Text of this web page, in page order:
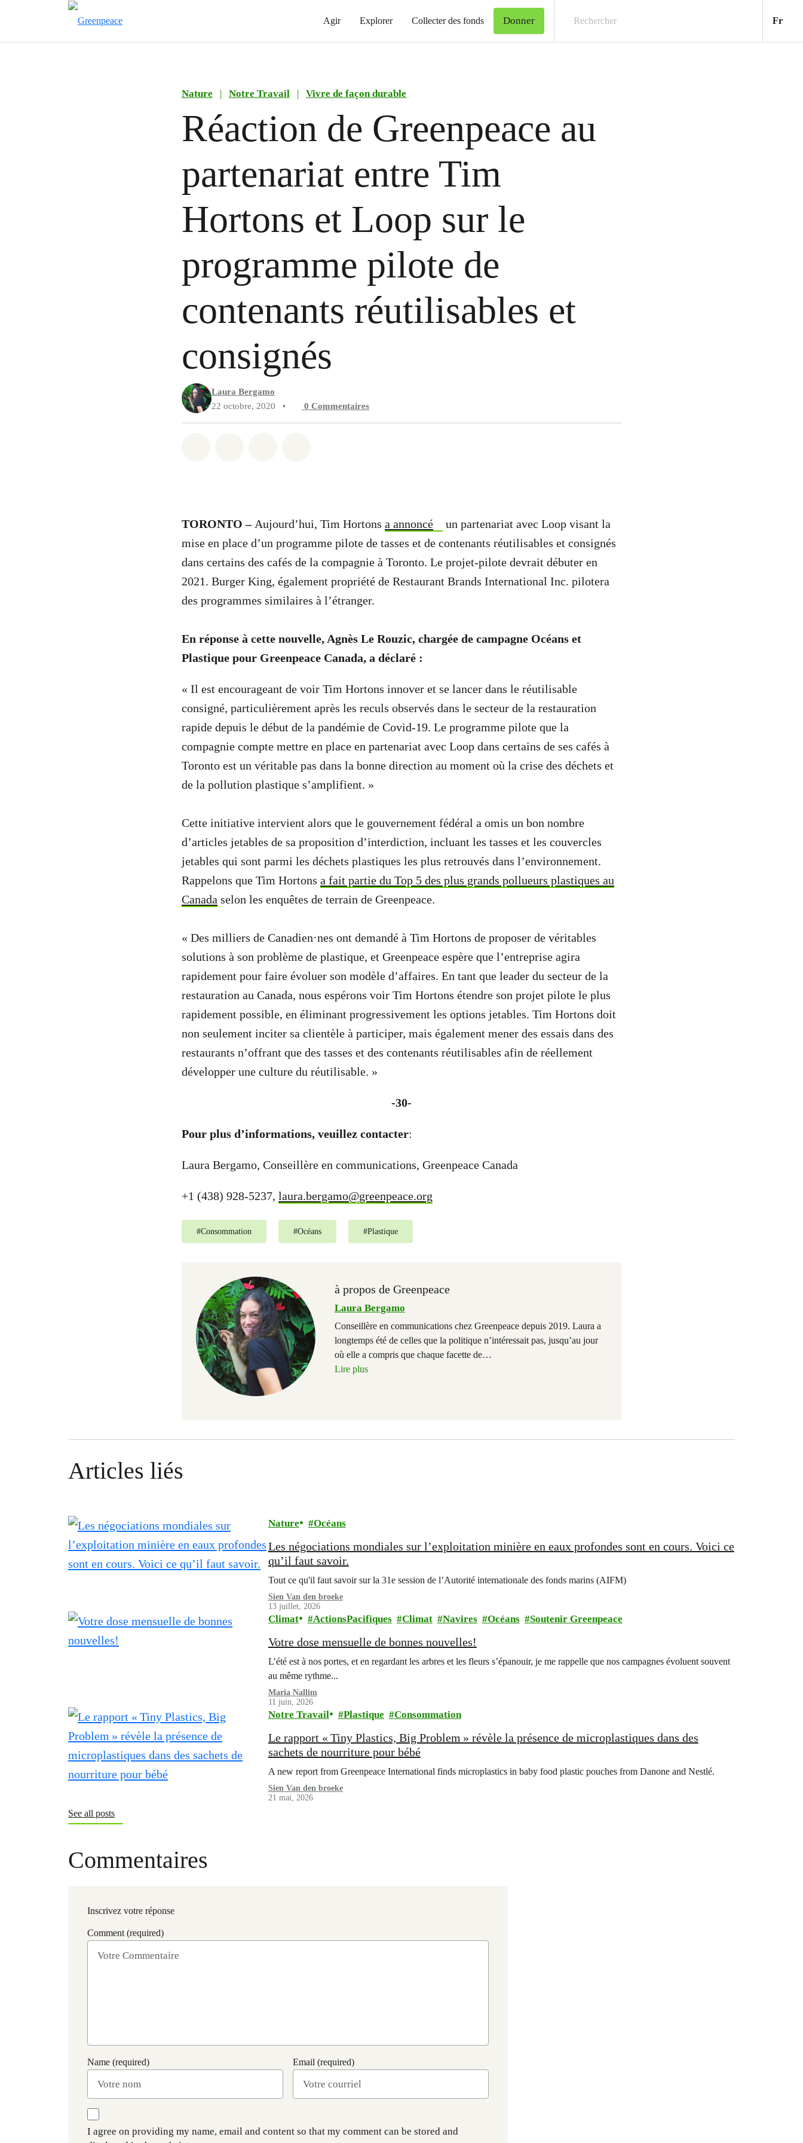
Agir Explorer Collecter des fonds Donner Fr
Nature | Notre Travail | Vivre de façon durable
Réaction de Greenpeace au
partenariat entre Tim
Hortons et Loop sur le
programme pilote de
contenants réutilisables et
consignés
Laura Bergamo
22 octobre, 2020
• 0 Commentaires
TORONTO – Aujourd’hui, Tim Hortons a annoncé
un partenariat avec Loop visant la
mise en place d’un programme pilote de tasses et de contenants réutilisables et consignés
dans certains des cafés de la compagnie à Toronto. Le projet-pilote devrait débuter en
2021. Burger King, également propriété de Restaurant Brands International Inc. pilotera
des programmes similaires à l’étranger.
En réponse à cette nouvelle, Agnès Le Rouzic, chargée de campagne Océans et
Plastique pour Greenpeace Canada, a déclaré :
« Il est encourageant de voir Tim Hortons innover et se lancer dans le réutilisable
consigné, particulièrement après les reculs observés dans le secteur de la restauration
rapide depuis le début de la pandémie de Covid-19. Le programme pilote que la
compagnie compte mettre en place en partenariat avec Loop dans certains de ses cafés à
Toronto est un véritable pas dans la bonne direction au moment où la crise des déchets et
de la pollution plastique s’amplifient. »
Cette initiative intervient alors que le gouvernement fédéral a omis un bon nombre
d’articles jetables de sa proposition d’interdiction, incluant les tasses et les couvercles
jetables qui sont parmi les déchets plastiques les plus retrouvés dans l’environnement.
Rappelons que Tim Hortons a fait partie du Top 5 des plus grands pollueurs plastiques au
Canada selon les enquêtes de terrain de Greenpeace.
« Des milliers de Canadien·nes ont demandé à Tim Hortons de proposer de véritables
solutions à son problème de plastique, et Greenpeace espère que l’entreprise agira
rapidement pour faire évoluer son modèle d’affaires. En tant que leader du secteur de la
restauration au Canada, nous espérons voir Tim Hortons étendre son projet pilote le plus
rapidement possible, en éliminant progressivement les options jetables. Tim Hortons doit
non seulement inciter sa clientèle à participer, mais également mener des essais dans des
restaurants n’offrant que des tasses et des contenants réutilisables afin de réellement
développer une culture du réutilisable. »
-30-
Pour plus d’informations, veuillez contacter:
Laura Bergamo, Conseillère en communications, Greenpeace Canada
+1 (438) 928-5237, laura.bergamo@greenpeace.org
#Consommation #Océans #Plastique
à propos de Greenpeace
Laura Bergamo
Conseillère en communications chez Greenpeace depuis 2019. Laura a
longtemps été de celles que la politique n’intéressait pas, jusqu’au jour
où elle a compris que chaque facette de…
Lire plus
Articles liés
Nature Océans
Les négociations mondiales sur l’exploitation minière en eaux profondes sont en cours. Voici ce
qu’il faut savoir.
Tout ce qu'il faut savoir sur la 31e session de l’Autorité internationale des fonds marins (AIFM)
Sien Van den broeke
13 juillet, 2026
Climat ActionsPacifiques Climat Navires Océans Soutenir Greenpeace
Votre dose mensuelle de bonnes nouvelles!
L’été est à nos portes, et en regardant les arbres et les fleurs s’épanouir, je me rappelle que nos campagnes évoluent souvent
au même rythme...
Maria Nallim
11 juin, 2026
Notre Travail Plastique Consommation
Le rapport « Tiny Plastics, Big Problem » révèle la présence de microplastiques dans des
sachets de nourriture pour bébé
A new report from Greenpeace International finds microplastics in baby food plastic pouches from Danone and Nestlé.
Sien Van den broeke
21 mai, 2026
See all posts
Commentaires
Inscrivez votre réponse
Comment (required)
Name (required) Email (required)
I agree on providing my name, email and content so that my comment can be stored and